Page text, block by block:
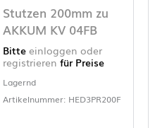
Stutzen 200mm zu
AKKUM KV 04FB
Bitte einloggen oder
registrieren für Preise
Lagernd
Artikelnummer: HED3PR200F